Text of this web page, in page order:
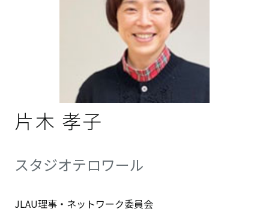
片木 孝子
スタジオテロワール
JLAU理事・ネットワーク委員会